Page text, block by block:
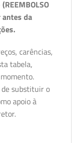
(REEMBOLSO
antes da
carências,
tabela,
substituir o
apoio à